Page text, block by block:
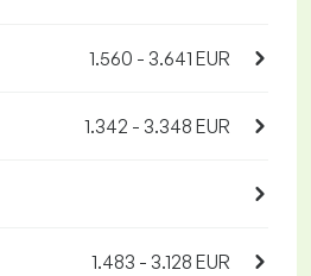
1.560 - 3.641 EUR
1.342 - 3.348 EUR
1.483 - 3.128 EUR